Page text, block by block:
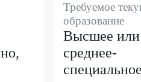
Требуемое
образование
Высшее или
среднее-